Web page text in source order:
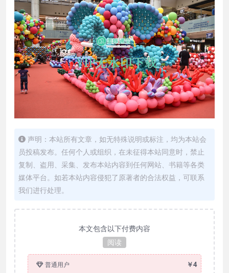
声明：本站所有文章，如无特殊说明或标注，均为本站会
员投稿发布。任何个人或组织，在未征得本站同意时，禁止
复制、盗用、采集、发布本站内容到任何网站、书籍等各类
媒体平台。如若本站内容侵犯了原著者的合法权益，可联系
我们进行处理。
本文包含以下付费内容
阅读
普通用户 ￥4